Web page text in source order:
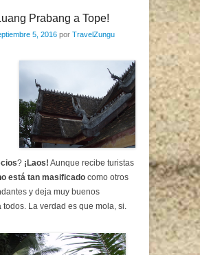
Prabang a Tope!
5, 2016 por TravelZungu
? ¡Laos! Aunque recibe turistas
está tan masificado como otros
y deja muy buenos
todos. La verdad es que mola, si.